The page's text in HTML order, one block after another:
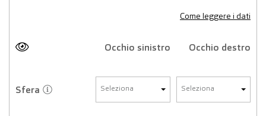
Come leggere i dati
Occhio sinistro Occhio destro
Sfera Seleziona Seleziona